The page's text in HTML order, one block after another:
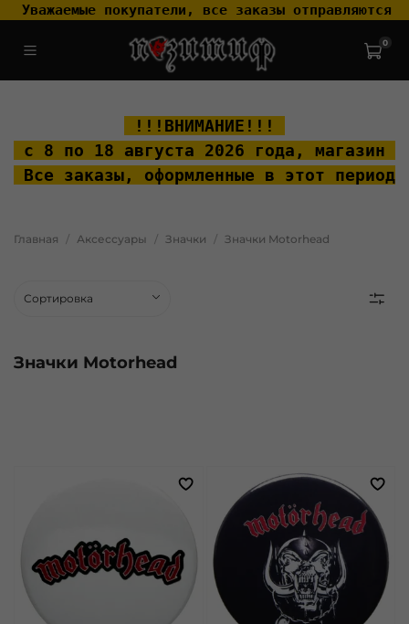
Уважаемые покупатели, все заказы отправляются
0
!!!ВНИМАНИЕ!!!
с 8 по 18 августа 2026 года, магазин
Все заказы, оформленные в этот
Главная Аксессуары Значки Значки Motorhead
Значки Motorhead